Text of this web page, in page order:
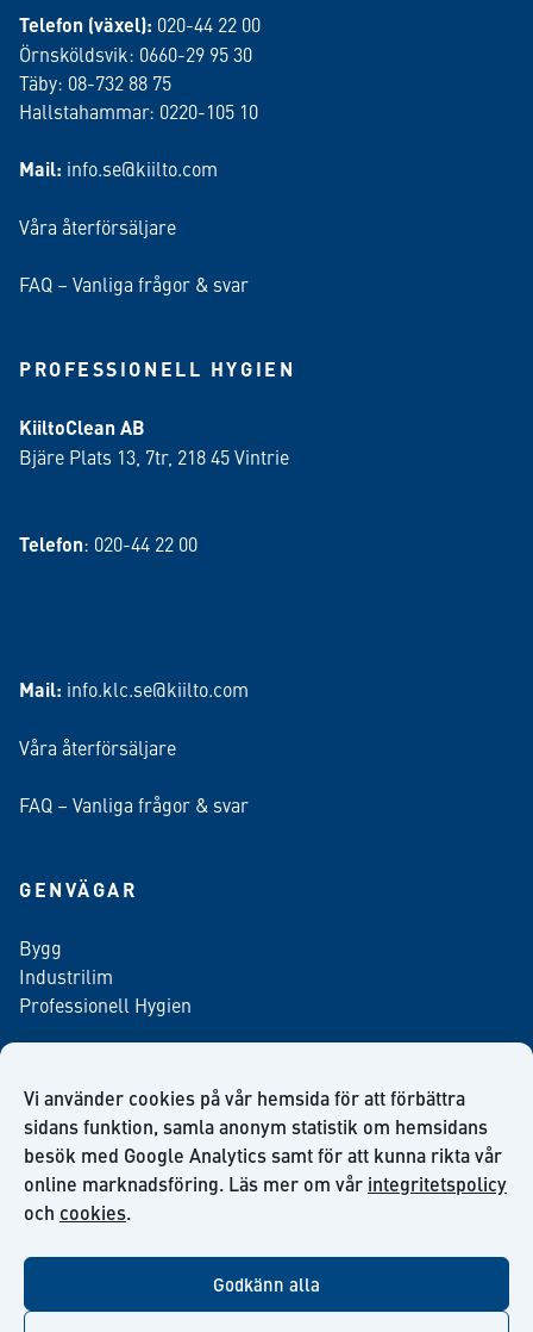
Vi använder cookies på vår hemsida för att förbättra
sidans funktion, samla anonym statistik om hemsidans
besök med Google Analytics samt för att kunna rikta vår
online marknadsföring. Läs mer om vår integritetspolicy
och cookies.
Godkänn alla
Telefon (växel): 020-44 22 00
Örnsköldsvik: 0660-29 95 30
Täby: 08-732 88 75
Hallstahammar: 0220-105 10
Mail: info.se@kiilto.com
Våra återförsäljare
FAQ – Vanliga frågor & svar
PROFESSIONELL HYGIEN
KiiltoClean AB
Bjäre Plats 13, 7tr, 218 45 Vintrie
Telefon: 020-44 22 00
Mail: info.klc.se@kiilto.com
Våra återförsäljare
FAQ – Vanliga frågor & svar
GENVÄGAR
Bygg
Industrilim
Professionell Hygien
Anmäl dig till vårt nyhetsbrev